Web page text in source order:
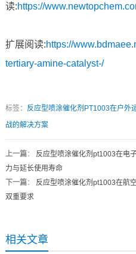
读:https://
扩展阅读:https://
tertiary-amine-catalyst-/
标签： 反应型喷涂催化剂PT1003在户外
战的解决方案
上一篇： 反应型喷涂催化剂pt1003在电
力与延长使用寿命
下一篇： 反应型喷涂催化剂pt1003在航
双重要求
相关文章